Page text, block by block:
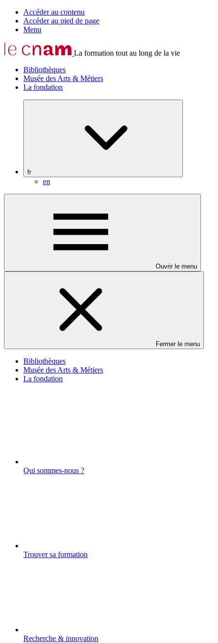
Accéder au contenu
Accéder au pied de page
Menu
La formation tout au long de la vie
Bibliothèques
Musée des Arts & Métiers
La fondation
fr
en
Ouvrir le menu
Fermer le menu
Bibliothèques
Musée des Arts & Métiers
La fondation
Qui sommes-nous ?
Trouver sa formation
Recherche & innovation